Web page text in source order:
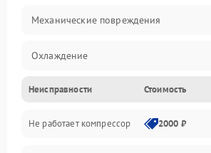
Механические повреждения
Охлаждение
Механика
Электропитание
Неисправности Стоимость
Не работает компрессор 2000 ₽